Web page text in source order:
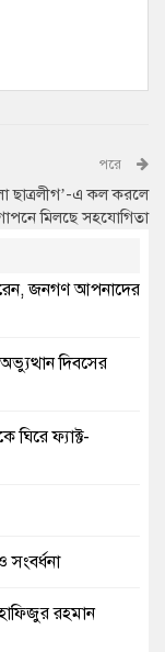
পরে
ছাত্রলীগ’-এ কল করলে
মিলছে সহযোগিতা
জনগণ আপনাদের
দিবসের
ঘিরে ফ্যাক্ট-
সংবর্ধনা
রহমান